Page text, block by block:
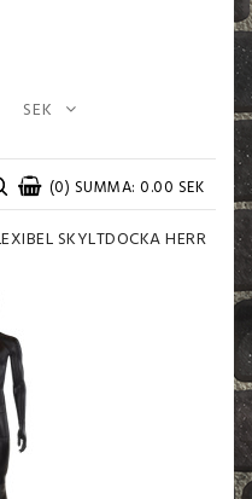
SEK
(0) SUMMA: 0.00 SEK
SKYLTDOCKA HERR